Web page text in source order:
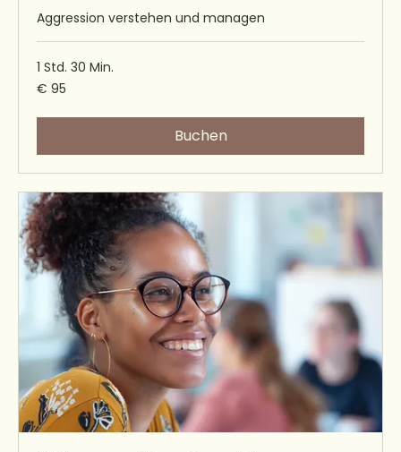
Aggression verstehen und managen
1 Std. 30 Min.
95
Euro
€ 95
Buchen